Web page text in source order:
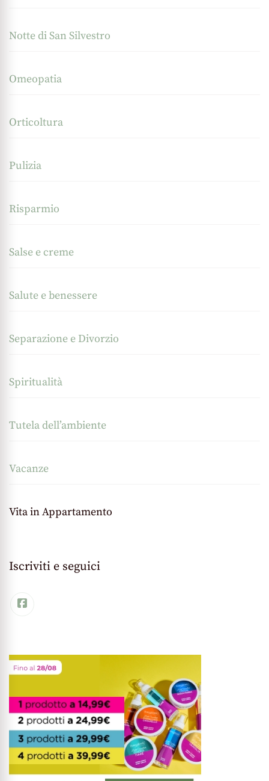
Notte di San Silvestro
Omeopatia
Orticoltura
Pulizia
Risparmio
Salse e creme
Salute e benessere
Separazione e Divorzio
Spiritualità
Tutela dell’ambiente
Vacanze
Vita in Appartamento
Iscriviti e seguici